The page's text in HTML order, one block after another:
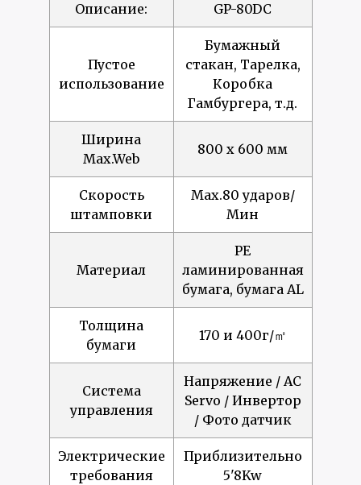
Описание: GP-80DC
Пустое
использование
Бумажный
стакан, Тарелка,
Коробка
Гамбургера, т.д.
Ширина
Max.Web
800 x 600 мм
Скорость
штамповки
Max.80 ударов/
Мин
Материал
PE
ламинированная
бумага, бумага AL
Толщина
бумаги
170 и 400г/㎡
Система
управления
Напряжение / AC
Servo / Инвертор
/ Фото датчик
Электрические
требования
Приблизительно
5'8Kw